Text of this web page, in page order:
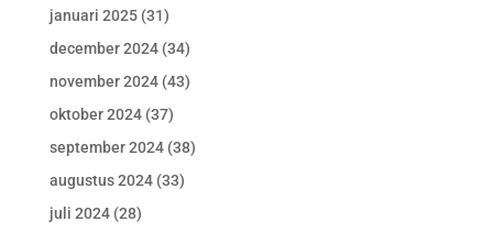
januari 2025(31)
december 2024(34)
november 2024(43)
oktober 2024(37)
september 2024(38)
augustus 2024(33)
juli 2024(28)